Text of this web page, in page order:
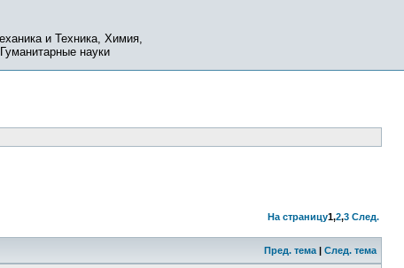
и Техника, Химия,
науки
На страницу1,2,3 След.
Пред. тема | След. тема